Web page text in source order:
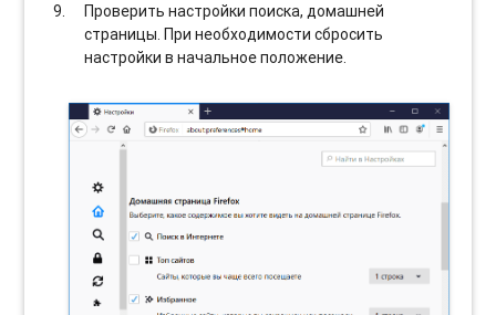
Проверить настройки поиска, домашней
страницы. При необходимости сбросить
настройки в начальное положение.